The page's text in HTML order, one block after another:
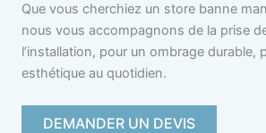
Que vous cherchiez un store banne
nous vous accompagnons de la prise
l’installation, pour un ombrage durable,
esthétique au quotidien.
DEMANDER UN DEVIS